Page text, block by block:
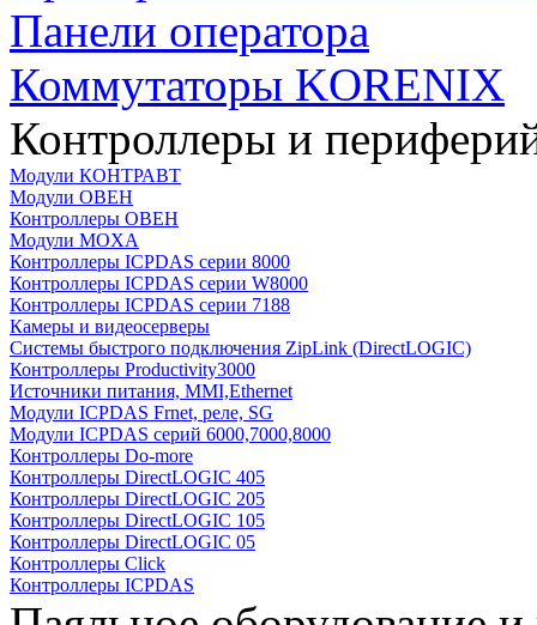
Панели оператора
Коммутаторы KORENIX
Контроллеры и
Модули КОНТРАВТ
Модули ОВЕН
Контроллеры ОВЕН
Модули MOXA
Контроллеры ICPDAS серии 8000
Контроллеры ICPDAS серии W8000
Контроллеры ICPDAS серии 7188
Камеры и видеосерверы
Системы быстрого подключения ZipLink (DirectLOGIC)
Контроллеры Productivity3000
Источники питания, MMI,Ethernet
Модули ICPDAS Frnet, реле, SG
Модули ICPDAS серий 6000,7000,8000
Контроллеры Do-more
Контроллеры DirectLOGIC 405
Контроллеры DirectLOGIC 205
Контроллеры DirectLOGIC 105
Контроллеры DirectLOGIC 05
Контроллеры Click
Контроллеры ICPDAS